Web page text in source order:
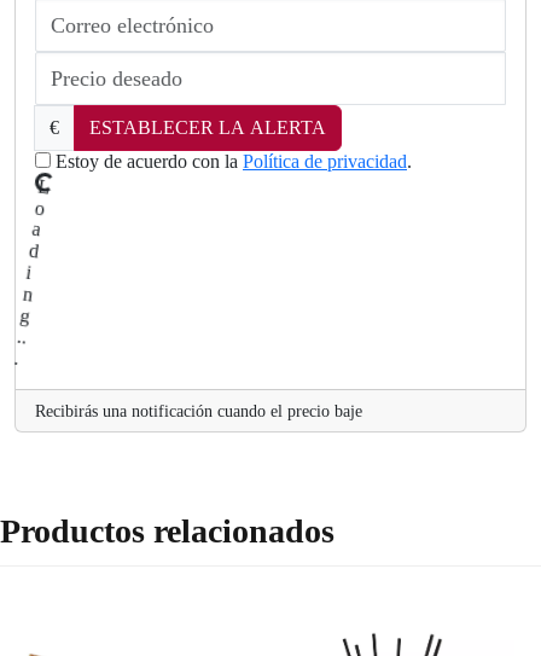
€
ESTABLECER LA ALERTA
Estoy de acuerdo con la Política de privacidad.
L
a di
ng.
Recibirás una notificación cuando el precio baje
Productos relacionados